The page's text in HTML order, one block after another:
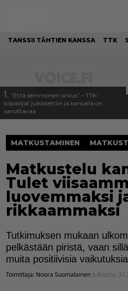
TANSSII TÄHTIEN KANSSA TTK
1. ”Että semmonen sirkus” – TTK-
kilpailijat julkistettiin ja kansalla on
sanottavaa
MATKUSTAMINEN
Matkustelu
Tulet
luovemmaksi
rikkaammaksi
Tutkimuksen mukaan
pelkästään piristä, vaan
muita positiivisia
Toimittaja: Noora Suomalainen Julkaistu: